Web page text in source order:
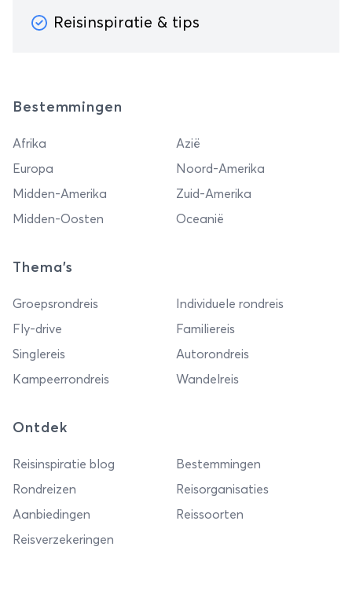
Reisinspiratie & tips
Bestemmingen
Afrika
Azië
Europa
Noord-Amerika
Midden-Amerika
Zuid-Amerika
Midden-Oosten
Oceanië
Thema's
Groepsrondreis
Individuele rondreis
Fly-drive
Familiereis
Singlereis
Autorondreis
Kampeerrondreis
Wandelreis
Ontdek
Reisinspiratie blog
Bestemmingen
Rondreizen
Reisorganisaties
Aanbiedingen
Reissoorten
Reisverzekeringen